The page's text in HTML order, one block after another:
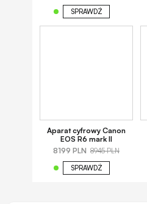
SPRAWDŹ
Aparat cyfrowy Canon
EOS R6 mark II
8199 PLN 8945 PLN
SPRAWDŹ